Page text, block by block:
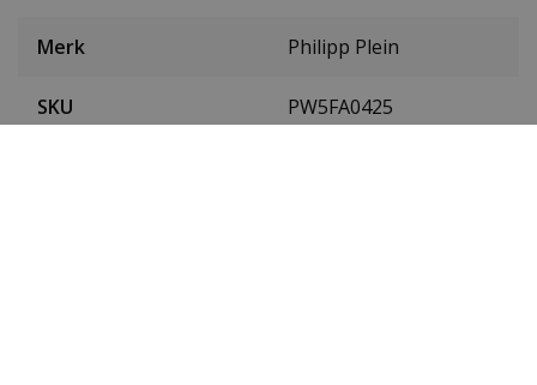
Merk Philipp Plein
SKU PW5FA0425